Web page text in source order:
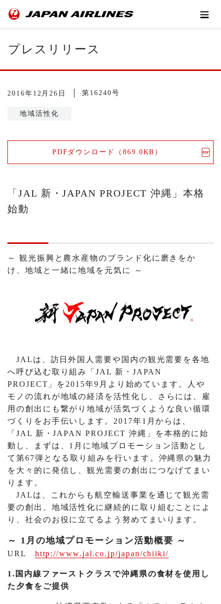
プレスリリース
2016年12月26日 第16240号
地域活性化
PDFダウンロード（869.0KB）
「JAL 新・JAPAN PROJECT 沖縄」本格
始動
～ 観光振興と農水産物のブランド化に磨きをか
け、地域と一緒に地域を元気に ～
JALは、訪日外国人需要や国内の観光需要を各地
へ呼び込む取り組み「JAL 新・JAPAN
PROJECT」を2015年9月より始めています。人や
モノの流れが地域の経済を活性化し、さらには、雇
用の創出にも繋がり地域が活気づくような良い循環
づくりをお手伝いします。2017年1月からは、
「JAL 新・JAPAN PROJECT 沖縄」を本格的に始
動し、まずは、1月に地域プロモーション活動とし
て第67弾となる取り組みを行います。沖縄県の魅力
を大々的に発信し、観光需要の創出につなげてまい
ります。
JALは、これからも航空輸送事業を通じて観光需
要の創出、地域活性化に継続的に取り組むことによ
り、社会のお役に立てるよう努めてまいります。
～ 1月の地域プロモーション活動概要 ～
URL http://www.jal.co.jp/japan/chiiki/
1.国内線ファーストクラスで沖縄県の食材を使用し
た夕食をご提供